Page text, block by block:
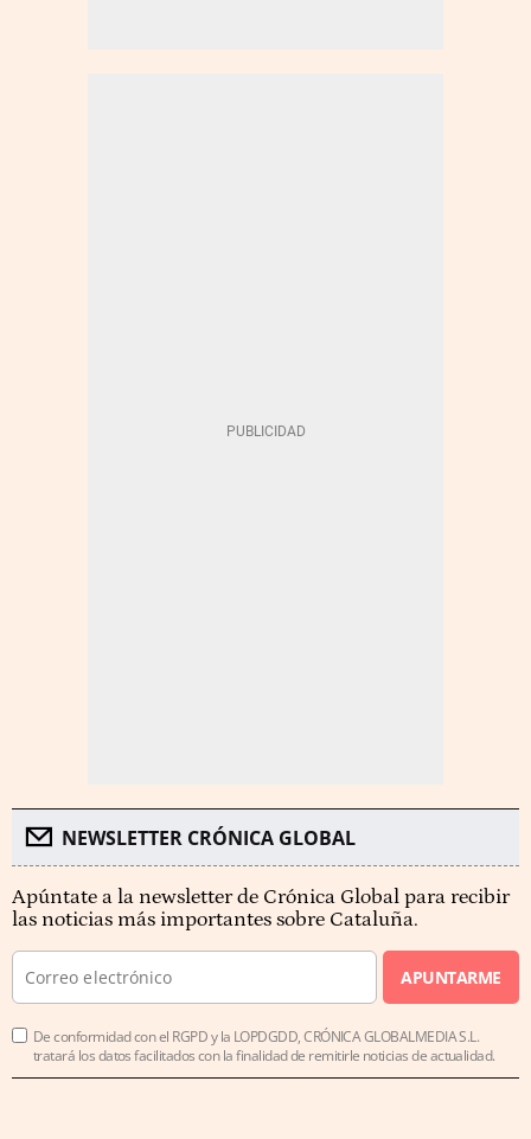
NEWSLETTER CRÓNICA GLOBAL
Apúntate a la newsletter de Crónica Global para recibir
las noticias más importantes sobre Cataluña.
APUNTARME
De conformidad con el RGPD y la LOPDGDD, CRÓNICA GLOBALMEDIA S.L.
tratará los datos facilitados con la finalidad de remitirle noticias de actualidad.